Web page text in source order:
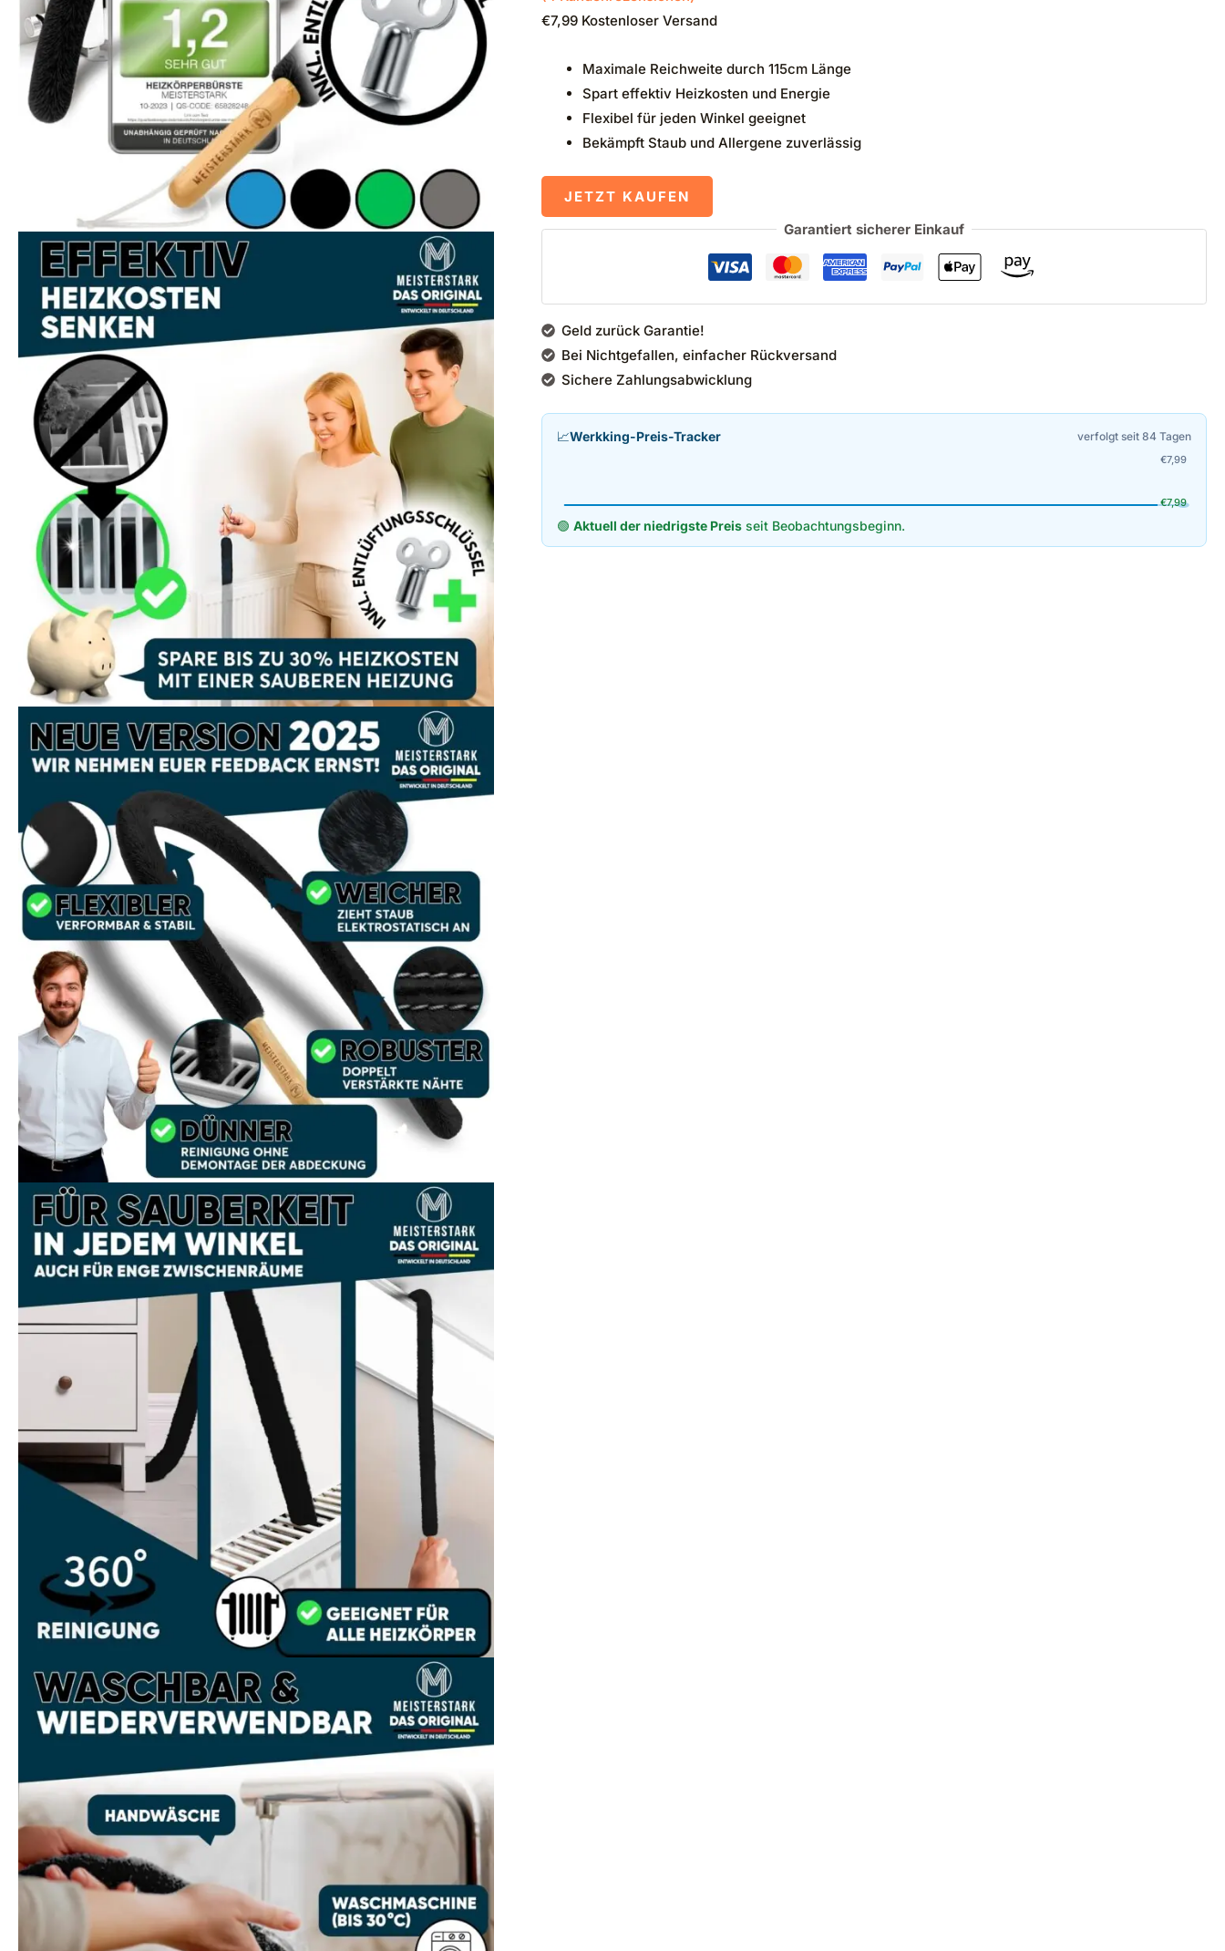
€7,99 Kostenloser Versand
Maximale Reichweite durch 115cm Länge
Spart effektiv Heizkosten und Energie
Flexibel für jeden Winkel geeignet
Bekämpft Staub und Allergene zuverlässig
JETZT KAUFEN
Garantiert sicherer Einkauf
Geld zurück Garantie!
Bei Nichtgefallen, einfacher Rückversand
Sichere Zahlungsabwicklung
📈Werkking-Preis-Tracker verfolgt seit 84 Tagen
€7,99
€7,99
🟢 Aktuell der niedrigste Preisseit Beobachtungsbeginn.